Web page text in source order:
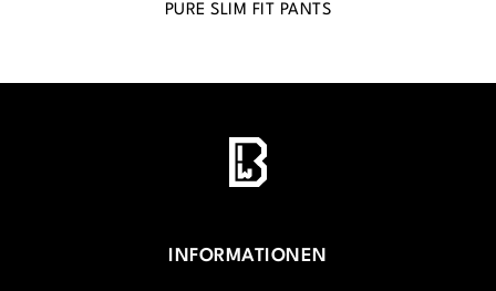
PURE SLIM FIT PANTS
INFORMATIONEN